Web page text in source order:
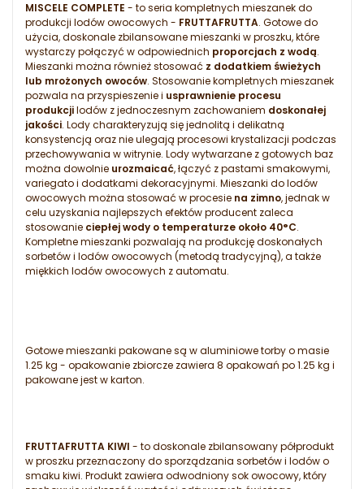
MISCELE COMPLETE - to seria kompletnych mieszanek do
produkcji lodów owocowych - FRUTTAFRUTTA. Gotowe do
użycia, doskonale zbilansowane mieszanki w proszku, które
wystarczy połączyć w odpowiednich proporcjach z wodą.
Mieszanki można również stosować z dodatkiem świeżych
lub mrożonych owoców. Stosowanie kompletnych mieszanek
pozwala na przyspieszenie i usprawnienie procesu
produkcjilodów z jednoczesnym zachowaniem doskonałej
jakości. Lody charakteryzują się jednolitą i delikatną
konsystencją oraz nie ulegają procesowi krystalizacji podczas
przechowywania w witrynie. Lody wytwarzane z gotowych baz
można dowolnie urozmaicać, łączyć z pastami smakowymi,
variegato i dodatkami dekoracyjnymi. Mieszanki do lodów
owocowych można stosować w procesie na zimno, jednak w
celu uzyskania najlepszych efektów producent zaleca
stosowanie ciepłej wody o temperaturze około 40°C.
Kompletne mieszanki pozwalają na produkcję doskonałych
sorbetów i lodów owocowych (metodą tradycyjną), a także
miękkich lodów owocowych z automatu.
Gotowe mieszanki pakowane są w aluminiowe torby o masie
1.25 kg - opakowanie zbiorcze zawiera 8 opakowań po 1.25 kg i
pakowane jest w karton.
FRUTTAFRUTTA KIWI - to doskonale zbilansowany półprodukt
w proszku przeznaczony do sporządzania sorbetów i lodów o
smaku kiwi. Produkt zawiera odwodniony sok owocowy, który